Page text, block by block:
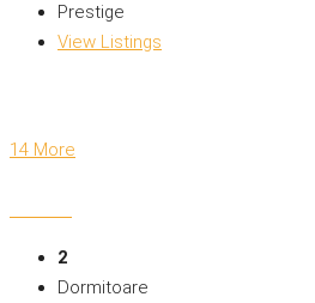
Prestige
View Listings
14 More
2
Dormitoare